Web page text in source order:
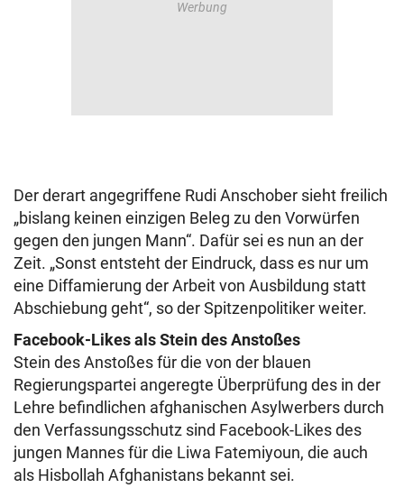
Der derart angegriffene Rudi Anschober sieht freilich
„bislang keinen einzigen Beleg zu den Vorwürfen
gegen den jungen Mann“. Dafür sei es nun an der
Zeit. „Sonst entsteht der Eindruck, dass es nur um
eine Diffamierung der Arbeit von Ausbildung statt
Abschiebung geht“, so der Spitzenpolitiker weiter.
Facebook-Likes als Stein des Anstoßes
Stein des Anstoßes für die von der blauen
Regierungspartei angeregte Überprüfung des in der
Lehre befindlichen afghanischen Asylwerbers durch
den Verfassungsschutz sind Facebook-Likes des
jungen Mannes für die Liwa Fatemiyoun, die auch
als Hisbollah Afghanistans bekannt sei.